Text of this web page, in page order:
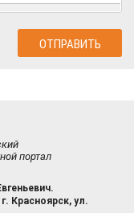
портал
Красноярск, ул.